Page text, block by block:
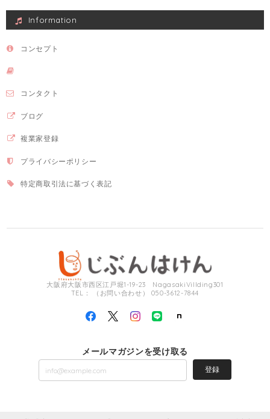
Information
コンセプト
コンタクト
ブログ
複業家登録
プライバシーポリシー
特定商取引法に基づく表記
大阪府大阪市西区江戸堀1-19-23 NagasakiVillding301
TEL： （お問い合わせ） 050-3612-7844
メールマガジンを受け取る
登録